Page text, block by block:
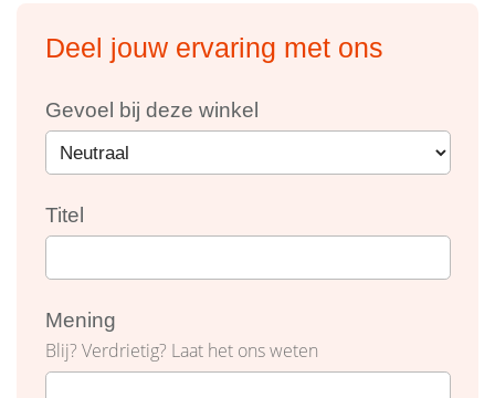
Deel jouw ervaring met ons
Gevoel bij deze winkel
Titel
Mening
Blij? Verdrietig? Laat het ons weten